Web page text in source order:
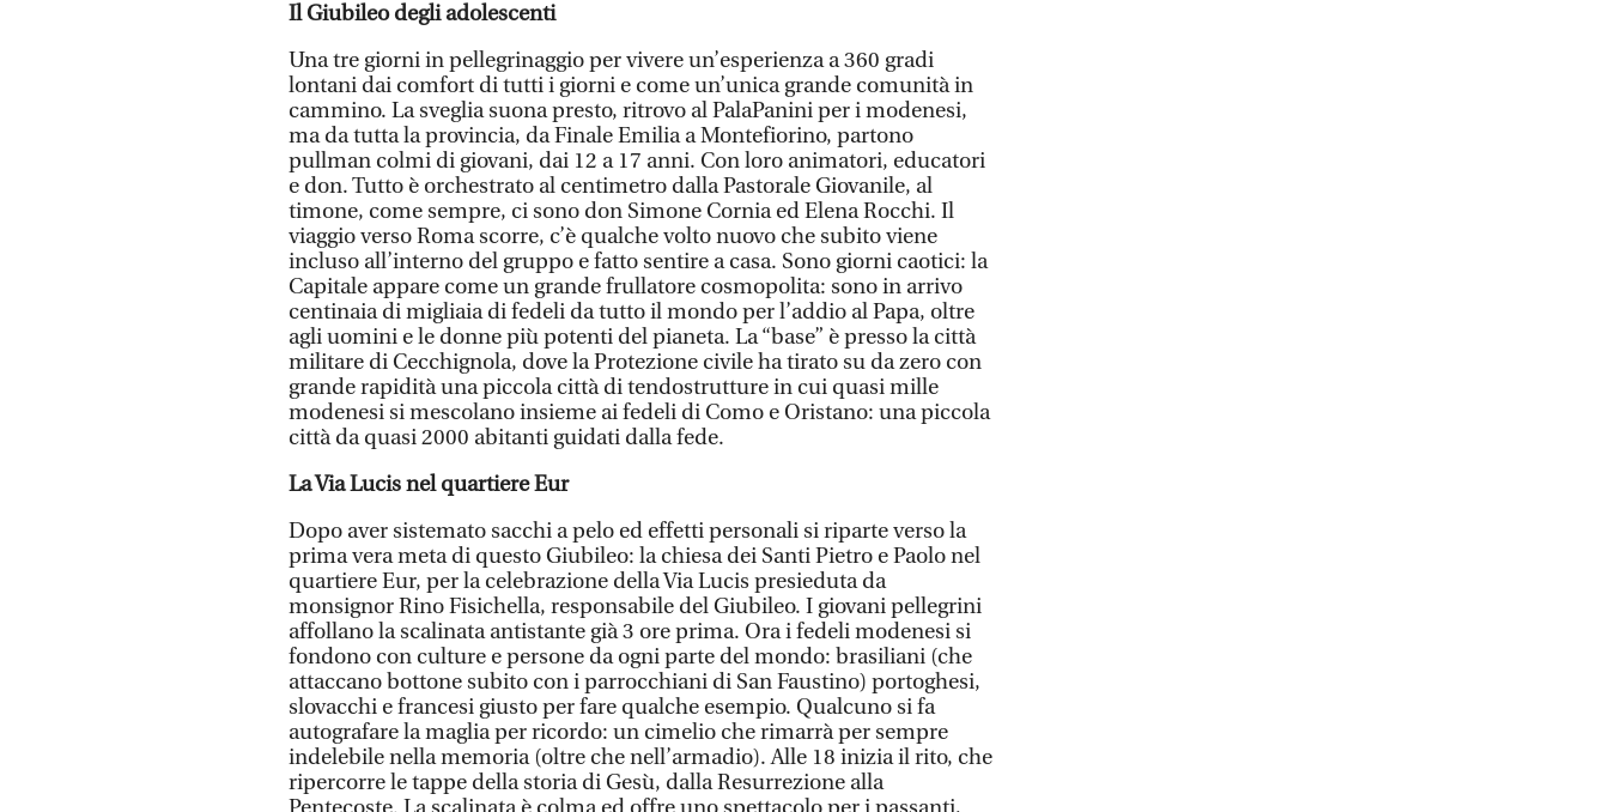
Il Giubileo degli adolescenti
Una tre giorni in pellegrinaggio per vivere un’esperienza a 360 gradi
lontani dai comfort di tutti i giorni e come un’unica grande comunità in
cammino. La sveglia suona presto, ritrovo al PalaPanini per i modenesi,
ma da tutta la provincia, da Finale Emilia a Montefiorino, partono
pullman colmi di giovani, dai 12 a 17 anni. Con loro animatori, educatori
e don. Tutto è orchestrato al centimetro dalla Pastorale Giovanile, al
timone, come sempre, ci sono don Simone Cornia ed Elena Rocchi. Il
viaggio verso Roma scorre, c’è qualche volto nuovo che subito viene
incluso all’interno del gruppo e fatto sentire a casa. Sono giorni caotici: la
Capitale appare come un grande frullatore cosmopolita: sono in arrivo
centinaia di migliaia di fedeli da tutto il mondo per l’addio al Papa, oltre
agli uomini e le donne più potenti del pianeta. La “base” è presso la città
militare di Cecchignola, dove la Protezione civile ha tirato su da zero con
grande rapidità una piccola città di tendostrutture in cui quasi mille
modenesi si mescolano insieme ai fedeli di Como e Oristano: una piccola
città da quasi 2000 abitanti guidati dalla fede.
La Via Lucis nel quartiere Eur
Dopo aver sistemato sacchi a pelo ed effetti personali si riparte verso la
prima vera meta di questo Giubileo: la chiesa dei Santi Pietro e Paolo nel
quartiere Eur, per la celebrazione della Via Lucis presieduta da
monsignor Rino Fisichella, responsabile del Giubileo. I giovani pellegrini
affollano la scalinata antistante già 3 ore prima. Ora i fedeli modenesi si
fondono con culture e persone da ogni parte del mondo: brasiliani (che
attaccano bottone subito con i parrocchiani di San Faustino) portoghesi,
slovacchi e francesi giusto per fare qualche esempio. Qualcuno si fa
autografare la maglia per ricordo: un cimelio che rimarrà per sempre
indelebile nella memoria (oltre che nell’armadio). Alle 18 inizia il rito, che
ripercorre le tappe della storia di Gesù, dalla Resurrezione alla